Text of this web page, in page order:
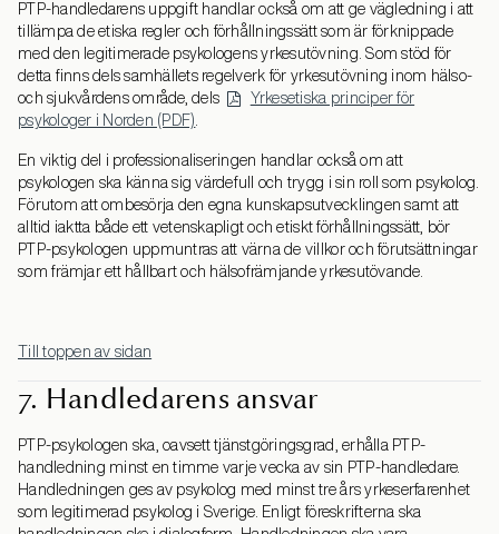
PTP-handledarens uppgift handlar också om att ge vägledning i att
tillämpa de etiska regler och förhållningssätt som är förknippade
med den legitimerade psykologens yrkesutövning. Som stöd för
detta finns dels samhällets regelverk för yrkesutövning inom hälso-
och sjukvårdens område, dels
Yrkesetiska principer för
psykologer i Norden (PDF)
En viktig del i professionaliseringen handlar också om att
psykologen ska känna sig värdefull och trygg i sin roll som psykolog.
Förutom att ombesörja den egna kunskapsutvecklingen samt att
alltid iaktta både ett vetenskapligt och etiskt förhållningssätt, bör
PTP-psykologen uppmuntras att värna de villkor och förutsättningar
som främjar ett hållbart och hälsofrämjande yrkesutövande.
Till toppen av sidan
7. Handledarens ansvar
PTP-psykologen ska, oavsett tjänstgöringsgrad, erhålla PTP-
handledning minst en timme varje vecka av sin PTP-handledare.
Handledningen ges av psykolog med minst tre års yrkeserfarenhet
som legitimerad psykolog i Sverige. Enligt föreskrifterna ska